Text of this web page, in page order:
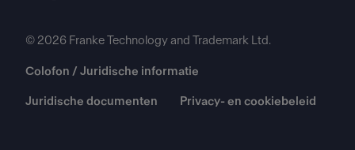
© 2026 Franke Technology and Trademark Ltd.
Colofon / Juridische informatie
Juridische documenten Privacy- en cookiebeleid